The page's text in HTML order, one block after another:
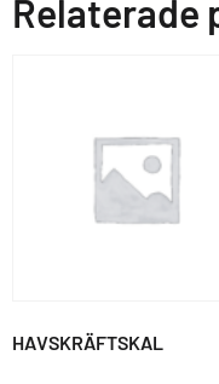
Relaterade
HAVSKRÄFTSKAL